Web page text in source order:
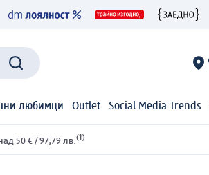
любимци Outlet Social Media Trends
50 € / 97,79 лв. (1)